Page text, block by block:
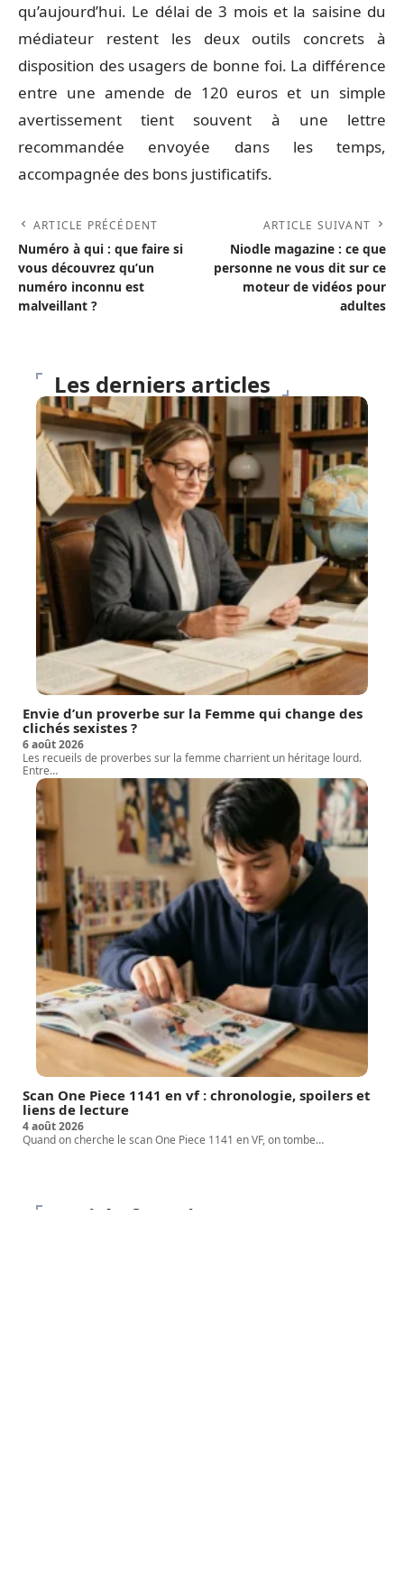
qu’aujourd’hui. Le délai de 3 mois et la saisine du
médiateur restent les deux outils concrets à
disposition des usagers de bonne foi. La différence
entre une amende de 120 euros et un simple
avertissement tient souvent à une lettre
recommandée envoyée dans les temps,
accompagnée des bons justificatifs.
ARTICLE PRÉCÉDENT
Numéro à qui : que faire si
vous découvrez qu’un
numéro inconnu est
malveillant ?
ARTICLE SUIVANT
Niodle magazine : ce que
personne ne vous dit sur ce
moteur de vidéos pour
adultes
Les derniers articles
Envie d’un proverbe sur la Femme qui change des
clichés sexistes ?
6 août 2026
Les recueils de proverbes sur la femme charrient un héritage lourd.
Entre…
Scan One Piece 1141 en vf : chronologie, spoilers et
liens de lecture
4 août 2026
Quand on cherche le scan One Piece 1141 en VF, on tombe…
Article favori